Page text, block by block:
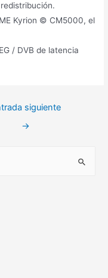
Kyrion © CM5000, el
/ DVB de latencia
siguiente
→